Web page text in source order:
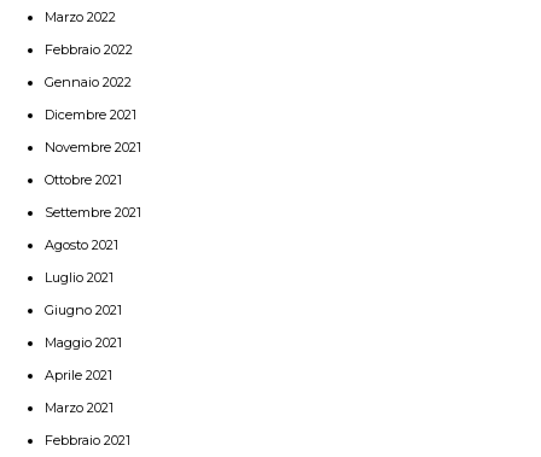
Marzo 2022
Febbraio 2022
Gennaio 2022
Dicembre 2021
Novembre 2021
Ottobre 2021
Settembre 2021
Agosto 2021
Luglio 2021
Giugno 2021
Maggio 2021
Aprile 2021
Marzo 2021
Febbraio 2021